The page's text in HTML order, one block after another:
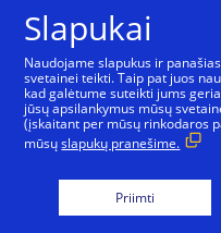
Įtrauktis ir įvairovė
Slapukai
Naudojame slapukus ir
svetainei teikti. Taip pat juos
kad galėtume suteikti jums
jūsų apsilankymus mūsų
(įskaitant per mūsų rinkodaros
mūsųslapukų pranešime.
Priimti